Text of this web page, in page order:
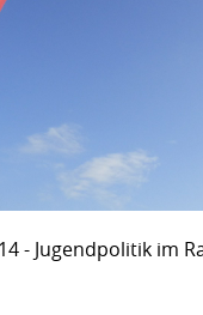
- Jugendpolitik im